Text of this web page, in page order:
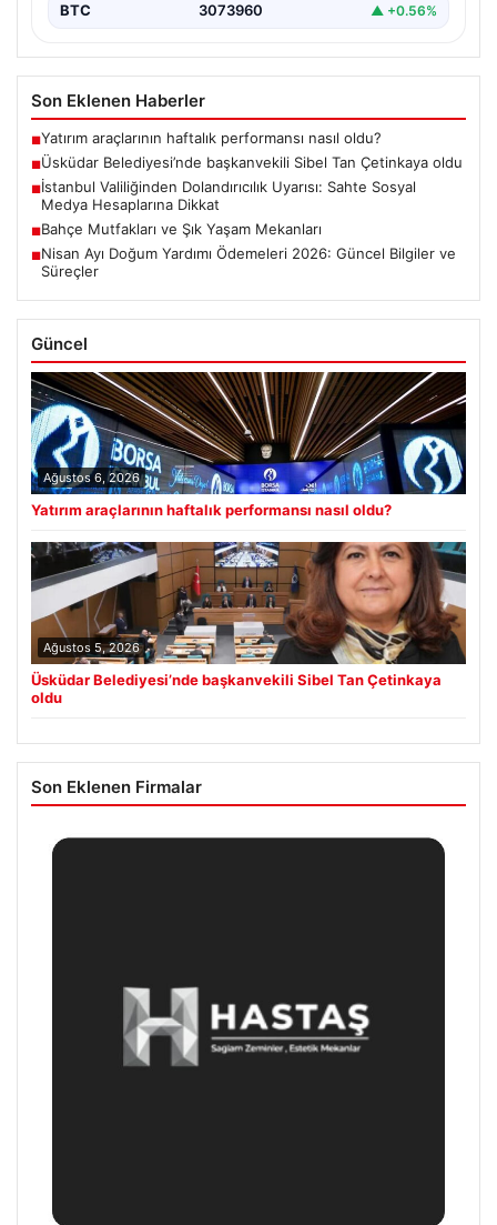
BTC 3073960 ▲ +0.56%
Son Eklenen Haberler
■Yatırım araçlarının haftalık performansı nasıl oldu?
■Üsküdar Belediyesi’nde başkanvekili Sibel Tan Çetinkaya oldu
■İstanbul Valiliğinden Dolandırıcılık Uyarısı: Sahte Sosyal
Medya Hesaplarına Dikkat
■Bahçe Mutfakları ve Şık Yaşam Mekanları
■Nisan Ayı Doğum Yardımı Ödemeleri 2026: Güncel Bilgiler ve
Süreçler
Güncel
Ağustos 6, 2026
Yatırım araçlarının haftalık performansı nasıl oldu?
Ağustos 5, 2026
Üsküdar Belediyesi’nde başkanvekili Sibel Tan Çetinkaya
oldu
Son Eklenen Firmalar